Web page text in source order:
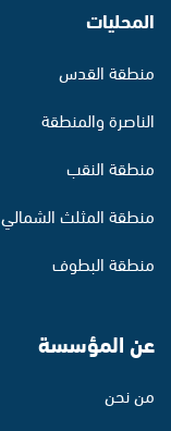
المحليات
منطقة القدس
الناصرة والمنطقة
منطقة النقب
منطقة المثلث الشمالي
منطقة البطوف
عن المؤسسة
من نحن